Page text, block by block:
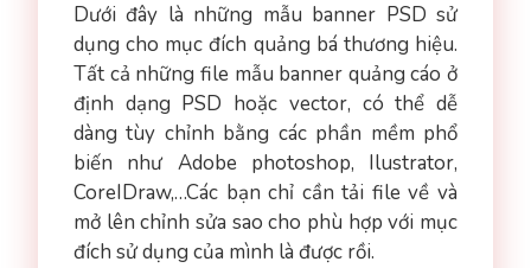
Dưới đây là những mẫu banner PSD sử
dụng cho mục đích quảng bá thương hiệu.
Tất cả những file mẫu banner quảng cáo ở
định dạng PSD hoặc vector, có thể dễ
dàng tùy chỉnh bằng các phần mềm phổ
biến như Adobe photoshop, Ilustrator,
CoreIDraw,…Các bạn chỉ cần tải file về và
mở lên chỉnh sửa sao cho phù hợp với mục
đích sử dụng của mình là được rồi.